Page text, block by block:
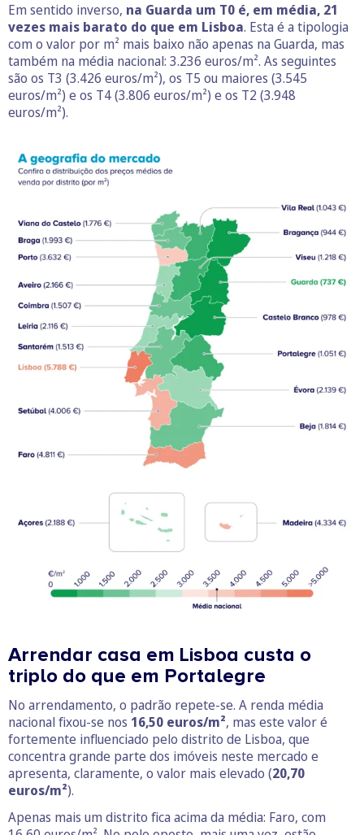
Em sentido inverso, na Guarda um T0 é, em média, 21
vezes mais barato do que em Lisboa. Esta é a tipologia
com o valor por m² mais baixo não apenas na Guarda, mas
também na média nacional: 3.236 euros/m². As seguintes
são os T3 (3.426 euros/m²), os T5 ou maiores (3.545
euros/m²) e os T4 (3.806 euros/m²) e os T2 (3.948
euros/m²).
Arrendar casa em Lisboa custa o
triplo do que em Portalegre
No arrendamento, o padrão repete‑se. A renda média
nacional fixou‑se nos 16,50 euros/m², mas este valor é
fortemente influenciado pelo distrito de Lisboa, que
concentra grande parte dos imóveis neste mercado e
apresenta, claramente, o valor mais elevado (20,70
euros/m²).
Apenas mais um distrito fica acima da média: Faro, com